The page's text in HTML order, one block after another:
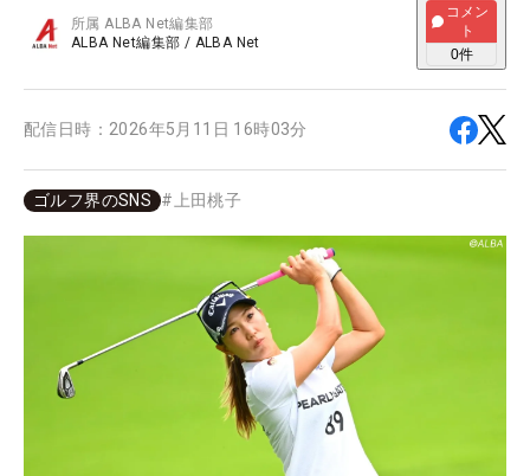
所属ALBA Net編集部
ALBA Net編集部 / ALBA Net
コメン
ト
0件
配信日時： 2026年5月11日 16時03分
ゴルフ界のSNS # 上田桃子